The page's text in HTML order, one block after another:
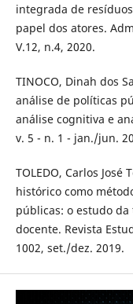
integrada de
papel dos atores.
V.12, n.4, 2020.
TINOCO, Dinah dos
análise de políticas
análise cognitiva e
v. 5 - n. 1 - jan./jun.
TOLEDO, Carlos
histórico como
públicas: o estudo
docente. Revista
1002, set./dez. 2019.